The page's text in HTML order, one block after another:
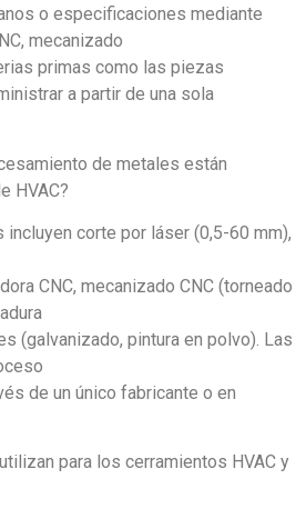
o especificaciones mediante
mecanizado
primas como las piezas
a partir de una sola
de metales están
HVAC?
corte por láser (0,5-60 mm),
CNC, mecanizado CNC (torneado
(galvanizado, pintura en polvo). Las
de un único fabricante o en
para los cerramientos HVAC y